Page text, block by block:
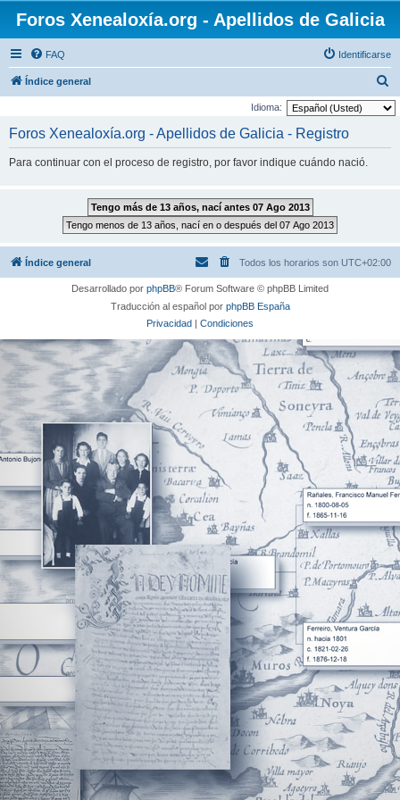
Foros Xenealoxía.org - Apellidos de Galicia
FAQ Identificarse
Índice general
u
Idioma:
Foros Xenealoxía.org - Apellidos de Galicia - Registro
Para continuar con el proceso de registro, por favor indique cuándo nació.
Índice general Todos los horarios son UTC+02:00
Desarrollado por phpBB® Forum Software © phpBB Limited
Traducción al español por phpBB España
Privacidad | Condiciones